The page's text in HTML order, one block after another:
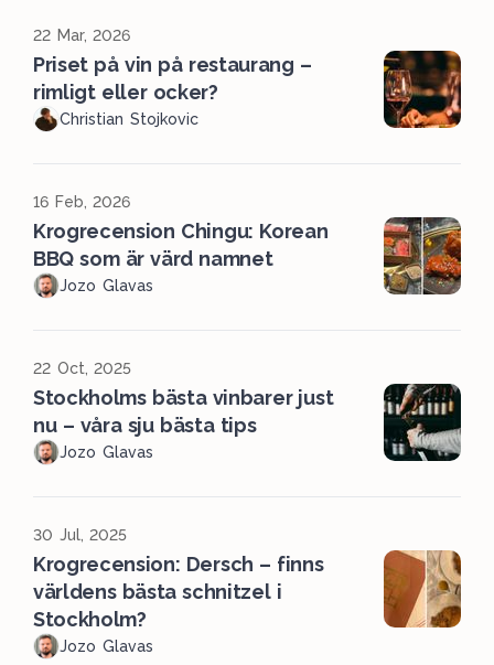
22 Mar, 2026
Priset på vin på restaurang –
rimligt eller ocker?
Christian Stojkovic
16 Feb, 2026
Krogrecension Chingu: Korean
BBQ som är värd namnet
Jozo Glavas
22 Oct, 2025
Stockholms bästa vinbarer just
nu – våra sju bästa tips
Jozo Glavas
30 Jul, 2025
Krogrecension: Dersch – finns
världens bästa schnitzel i
Stockholm?
Jozo Glavas